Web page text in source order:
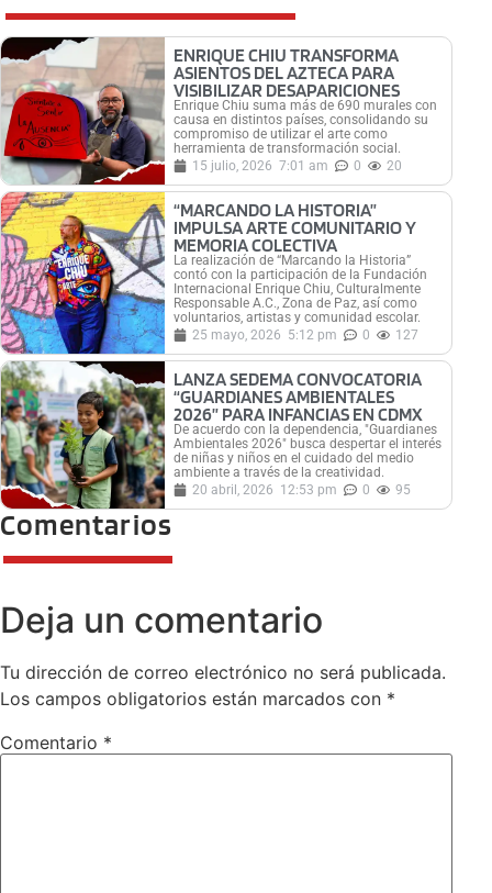
ENRIQUE CHIU TRANSFORMA
ASIENTOS DEL AZTECA PARA
VISIBILIZAR DESAPARICIONES
Enrique Chiu suma más de 690 murales con
causa en distintos países, consolidando su
compromiso de utilizar el arte como
herramienta de transformación social.
15 julio, 2026 7:01 am 0 20
“MARCANDO LA HISTORIA”
IMPULSA ARTE COMUNITARIO Y
MEMORIA COLECTIVA
La realización de “Marcando la Historia”
contó con la participación de la Fundación
Internacional Enrique Chiu, Culturalmente
Responsable A.C., Zona de Paz, así como
voluntarios, artistas y comunidad escolar.
25 mayo, 2026 5:12 pm 0 127
LANZA SEDEMA CONVOCATORIA
“GUARDIANES AMBIENTALES
2026” PARA INFANCIAS EN CDMX
De acuerdo con la dependencia, "Guardianes
Ambientales 2026" busca despertar el interés
de niñas y niños en el cuidado del medio
ambiente a través de la creatividad.
20 abril, 2026 12:53 pm 0 95
Comentarios
Deja un comentario
Tu dirección de correo electrónico no será publicada.
Los campos obligatorios están marcados con *
Comentario *